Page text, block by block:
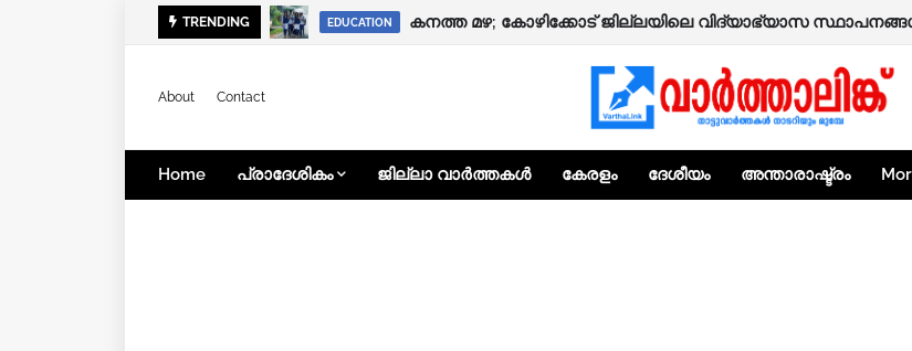
TRENDING EDUCATION കനത്ത മഴ; കോഴിക്കോട് ജില്ലയിലെ വിദ്യാഭ്യാസ
KERALA NEWS വാഹനങ്ങളുടെ ഫിറ്റ്‌നസ് ടെസ്റ്റ് ഡിജിറ്റലാകുന്നു; ഈ മാസം
About Contact
Home പ്രാദേശികം ജില്ലാ വാർത്തകൾ കേരളം ദേശീയം അന്താരാഷ്ട്രം